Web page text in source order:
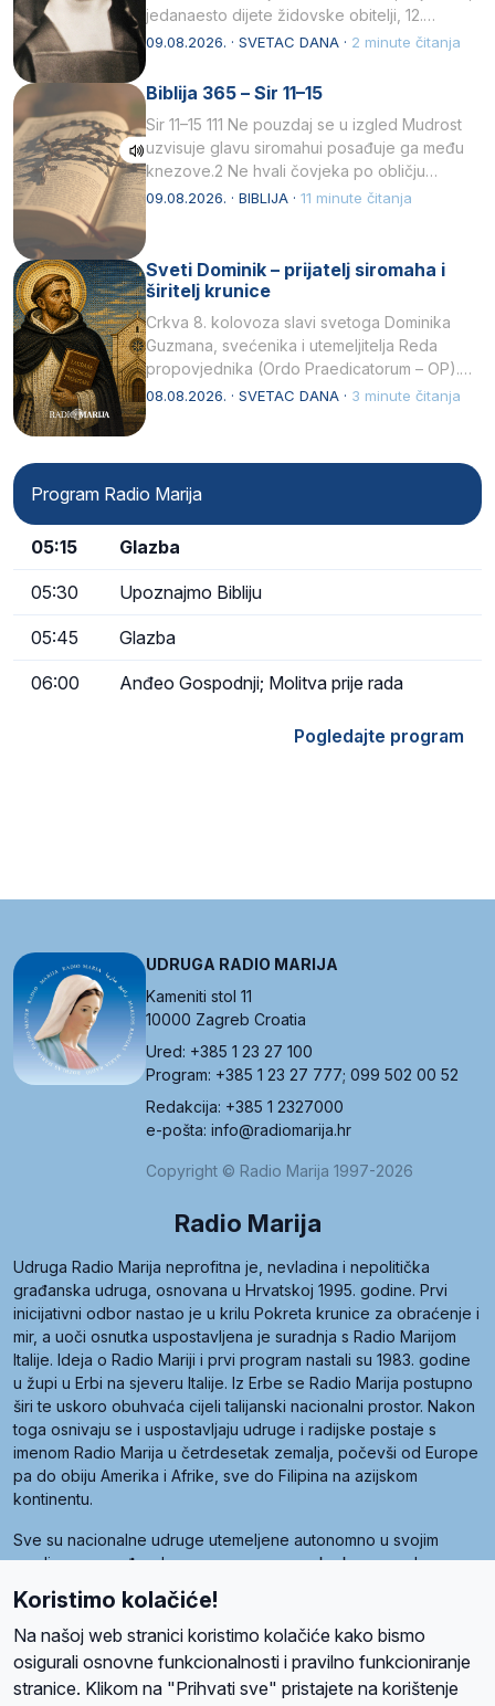
jedanaesto dijete židovske obitelji, 12.
listopada 1891, u Wrocławu…
09.08.2026. · SVETAC DANA · 2 minute čitanja
Biblija 365 – Sir 11–15
Sir 11–15 111 Ne pouzdaj se u izgled Mudrost
uzvisuje glavu siromahui posađuje ga među
knezove.2 Ne hvali čovjeka po obličju
njegovui…
09.08.2026. · BIBLIJA · 11 minute čitanja
Sveti Dominik – prijatelj siromaha i
širitelj krunice
Crkva 8. kolovoza slavi svetoga Dominika
Guzmana, svećenika i utemeljitelja Reda
propovjednika (Ordo Praedicatorum – OP).
Svojim životom, dubokom ljubavlju prema
08.08.2026. · SVETAC DANA · 3 minute čitanja
Program Radio Marija
05:15 Glazba
05:30 Upoznajmo Bibliju
05:45 Glazba
06:00 Anđeo Gospodnji; Molitva prije rada
Pogledajte program
UDRUGA RADIO MARIJA
Kameniti stol 11
10000 Zagreb Croatia
Ured: +385 1 23 27 100
Program: +385 1 23 27 777; 099 502 00 52
Redakcija: +385 1 2327000
e-pošta: info@radiomarija.hr
Copyright © Radio Marija 1997-2026
Radio Marija
Udruga Radio Marija neprofitna je, nevladina i nepolitička
građanska udruga, osnovana u Hrvatskoj 1995. godine. Prvi
inicijativni odbor nastao je u krilu Pokreta krunice za obraćenje i
mir, a uoči osnutka uspostavljena je suradnja s Radio Marijom
Italije. Ideja o Radio Mariji i prvi program nastali su 1983. godine
u župi u Erbi na sjeveru Italije. Iz Erbe se Radio Marija postupno
širi te uskoro obuhvaća cijeli talijanski nacionalni prostor. Nakon
toga osnivaju se i uspostavljaju udruge i radijske postaje s
imenom Radio Marija u četrdesetak zemalja, počevši od Europe
pa do obiju Amerika i Afrike, sve do Filipina na azijskom
kontinentu.
Sve su nacionalne udruge utemeljene autonomno u svojim
zemljama, a međusobna su povezane preko krovne udruge
pod nazivom Svjetska obitelj Radio Marije (World Family of
Radio Maria). Svjetsku obitelj utemeljilo je sedam članica, među
kojima je i hrvatska Udruga Radio Marija.
Koristimo kolačiće!
Na našoj web stranici koristimo kolačiće kako bismo
osigurali osnovne funkcionalnosti i pravilno funkcioniranje
stranice. Klikom na "Prihvati sve" pristajete na korištenje